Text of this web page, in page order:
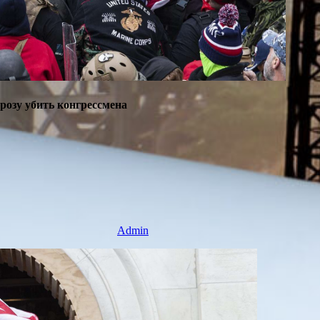
убить конгрессмена
Admin